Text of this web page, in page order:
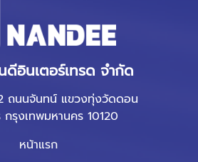
ดีอินเตอร์เทรด จำกัด
ถนนจันทน์ แขวงทุ่งวัดดอน
กรุงเทพมหานคร 10120
หน้าแรก